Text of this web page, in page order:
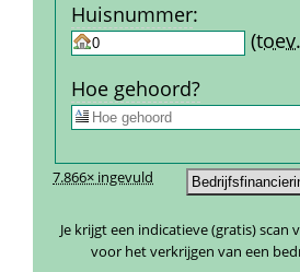
7.866× ingevuld
Je krijgt een indicatieve (gratis) scan
voor het verkrijgen van een
Huis­nummer:
(toev.
Hoe gehoord?